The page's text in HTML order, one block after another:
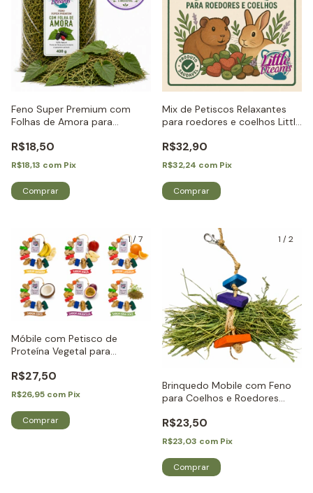
Feno Super Premium com
Folhas de Amora para
Dreams
R$18,50
R$18,13 com Pix
Mix de Petiscos Relaxantes
para roedores e coelhos Little
R$32,90
R$32,24 com Pix
1/7
Móbile com Petisco de
Proteína Vegetal para
Dreams
R$27,50
R$26,95 com Pix
Comprar
1 /2
Brinquedo Mobile com Feno
para Coelhos e Roedores
R$23,50
R$23,03 com Pix